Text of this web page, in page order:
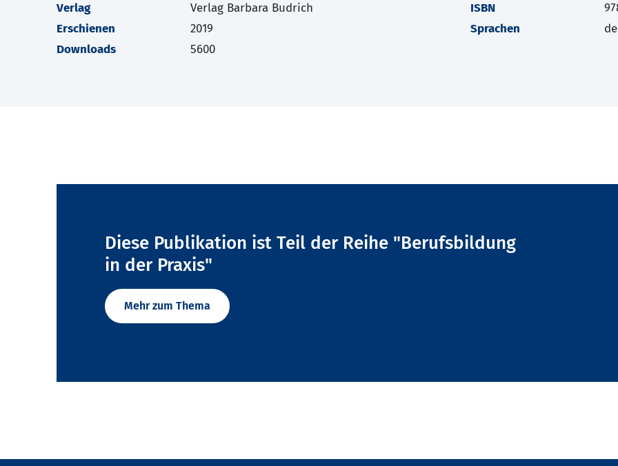
Verlag
Verlag Barbara Budrich
Erschienen
2019
Downloads
5600
ISBN
Sprachen
Diese Publikation ist Teil der Reihe "Berufsbildung
in der Praxis"
Mehr zum Thema